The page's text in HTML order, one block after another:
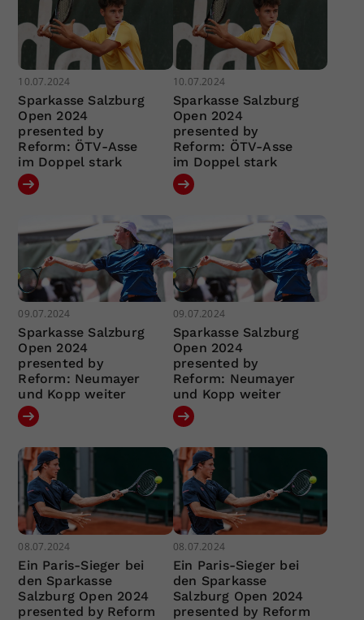
10.07.2024
Sparkasse Salzburg
Open 2024
presented by
Reform: ÖTV-Asse
im Doppel stark
10.07.2024
Sparkasse Salzburg
Open 2024
presented by
Reform: ÖTV-Asse
im Doppel stark
09.07.2024
Sparkasse Salzburg
Open 2024
presented by
Reform: Neumayer
und Kopp weiter
09.07.2024
Sparkasse Salzburg
Open 2024
presented by
Reform: Neumayer
und Kopp weiter
08.07.2024
Ein Paris-Sieger bei
den Sparkasse
Salzburg Open 2024
presented by Reform
08.07.2024
Ein Paris-Sieger bei
den Sparkasse
Salzburg Open 2024
presented by Reform